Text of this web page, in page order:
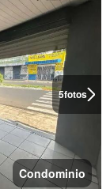
5fotos
Condominio